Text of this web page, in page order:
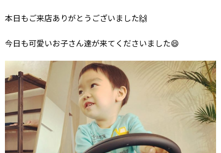
本日もご来店ありがとうございました🙌
今日も可愛いお子さん達が来てくださいました😄